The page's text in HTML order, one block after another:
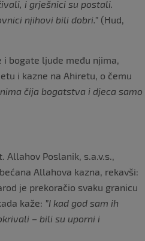
i grješnici su postali.
njihovi bili dobri.” (Hud,
i bogate ljude među njima,
i kazne na Ahiretu, o čemu
čija bogatstva i djeca samo
Poslanik, s.a.v.s.,
Allahova kazna, rekavši:
je prekoračio svaku granicu
kaže: ”I kad god sam ih
– bili su uporni i